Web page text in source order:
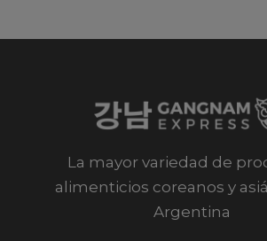
La mayor variedad de
alimenticios coreanos y
Argentina